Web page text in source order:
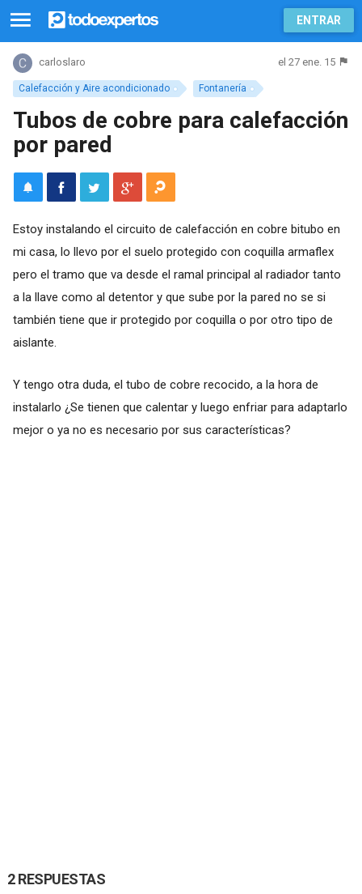
ENTRAR
Calefacción y Aire acondicionado Fontanería
carloslaro el 27 ene. 15
Tubos de cobre para calefacción
por pared
Estoy instalando el circuito de calefacción en cobre bitubo en
mi casa, lo llevo por el suelo protegido con coquilla armaflex
pero el tramo que va desde el ramal principal al radiador tanto
a la llave como al detentor y que sube por la pared no se si
también tiene que ir protegido por coquilla o por otro tipo de
aislante.
Y tengo otra duda, el tubo de cobre recocido, a la hora de
instalarlo ¿Se tienen que calentar y luego enfriar para adaptarlo
mejor o ya no es necesario por sus características?
2 RESPUESTAS